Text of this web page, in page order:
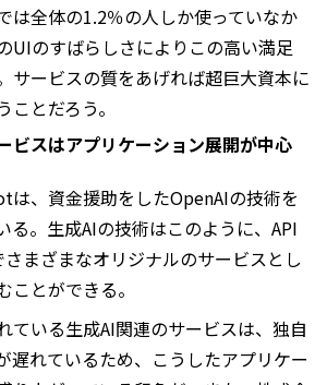
は全体の1.2％の人しか使っていなか
UIのすばらしさによりこの高い満足
サービスの質をあげれば超巨大資本に
とだろう。
ビスはアプリケーション展開が中心
、資金援助をしたOpenAIの技術を
る。生成AIの技術はこのように、API
まざまなオリジナルのサービスとし
ことができる。
ている生成AI関連のサービスは、独自
遅れているため、こうしたアプリケー